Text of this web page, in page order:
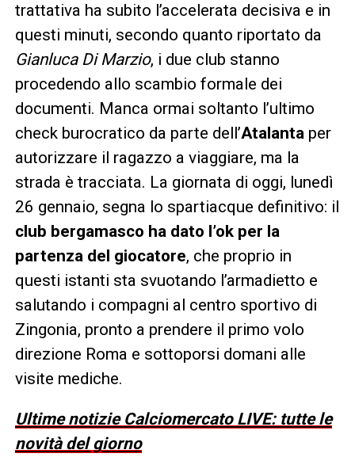
trattativa ha subito l’accelerata decisiva e in
questi minuti, secondo quanto riportato da
Gianluca Di Marzio, i due club stanno
procedendo allo scambio formale dei
documenti. Manca ormai soltanto l’ultimo
check burocratico da parte dell’Atalantaper
autorizzare il ragazzo a viaggiare, ma la
strada è tracciata. La giornata di oggi, lunedì
26 gennaio, segna lo spartiacque definitivo: il
club bergamasco ha dato l’ok per la
partenza del giocatore, che proprio in
questi istanti sta svuotando l’armadietto e
salutando i compagni al centro sportivo di
Zingonia, pronto a prendere il primo volo
direzione Roma e sottoporsi domani alle
visite mediche.
Ultime notizie Calciomercato LIVE: tutte le
novità del giorno